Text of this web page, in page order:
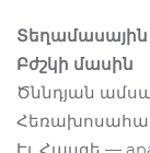
Տեղամասային
Բժշկի մասին
Ծննդյան